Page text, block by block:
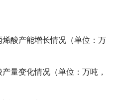
烯酸产能增长情况（单位：万
产量变化情况（单位：万吨，